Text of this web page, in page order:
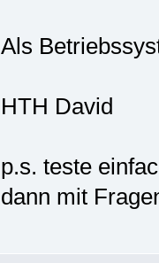
Als
HTH David
p.s. teste
dann mit